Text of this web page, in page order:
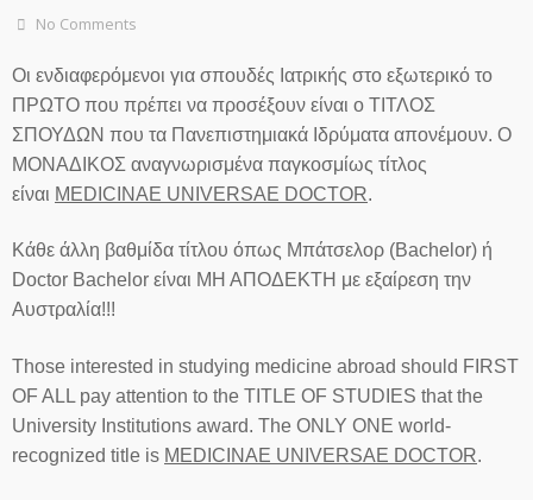
No Comments
Οι ενδιαφερόμενοι για σπουδές Ιατρικής στο εξωτερικό το
ΠΡΩΤΟ που πρέπει να προσέξουν είναι ο ΤΙΤΛΟΣ
ΣΠΟΥΔΩΝ που τα Πανεπιστημιακά Ιδρύματα απονέμουν. Ο
ΜΟΝΑΔΙΚΟΣ αναγνωρισμένα παγκοσμίως τίτλος
είναι MEDICINAE UNIVERSAE DOCTOR.
Κάθε άλλη βαθμίδα τίτλου όπως Μπάτσελορ (Bachelor) ή
Doctor Bachelor είναι ΜΗ ΑΠΟΔΕΚΤΗ με εξαίρεση την
Αυστραλία!!!
Those interested in studying medicine abroad should FIRST
OF ALL pay attention to the TITLE OF STUDIES that the
University Institutions award. The ONLY ONE world-
recognized title is MEDICINAE UNIVERSAE DOCTOR.